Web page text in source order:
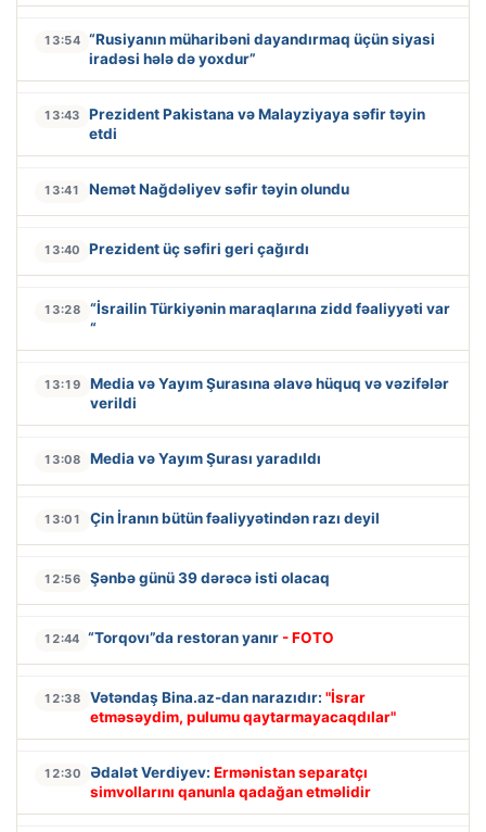
13:54 “Rusiyanın müharibəni dayandırmaq üçün siyasi
iradəsi hələ də yoxdur”
13:43
Prezident Pakistana və Malayziyaya səfir təyin
etdi
13:41 Nemət Nağdəliyev səfir təyin olundu
13:40 Prezident üç səfiri geri çağırdı
13:28
“İsrailin Türkiyənin maraqlarına zidd fəaliyyəti var
“
13:19
Media və Yayım Şurasına əlavə hüquq və vəzifələr
verildi
13:08 Media və Yayım Şurası yaradıldı
13:01 Çin İranın bütün fəaliyyətindən razı deyil
12:56 Şənbə günü 39 dərəcə isti olacaq
12:44 “Torqovı”da restoran yanır - FOTO
12:38 Vətəndaş Bina.az-dan narazıdır: "İsrar
etməsəydim, pulumu qaytarmayacaqdılar"
12:30 Ədalət Verdiyev: Ermənistan separatçı
simvollarını qanunla qadağan etməlidir